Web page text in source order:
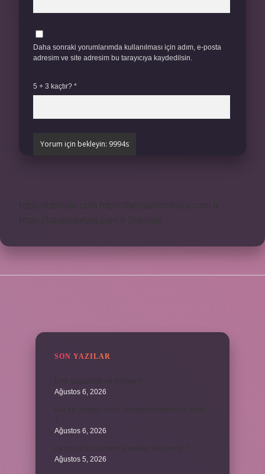
Daha sonraki yorumlarımda kullanılması için adım, e-posta
adresim ve site adresim bu tarayıcıya kaydedilsin.
5 + 3 kaçtır? *
SON YAZILAR
Ağustos 6, 2026
Ağustos 6, 2026
Ağustos 5, 2026